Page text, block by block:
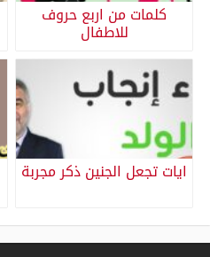
كلمات من اربع حروف
للاطفال
ايات تجعل الجنين ذكر مجربة